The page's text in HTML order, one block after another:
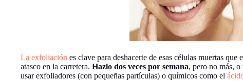
La exfoliación es clave para deshacerte de esas células muertas
atasco en la carretera. Hazlo dos veces por semana, pero no más, o
usar exfoliadores (con pequeñas partículas) o químicos como el